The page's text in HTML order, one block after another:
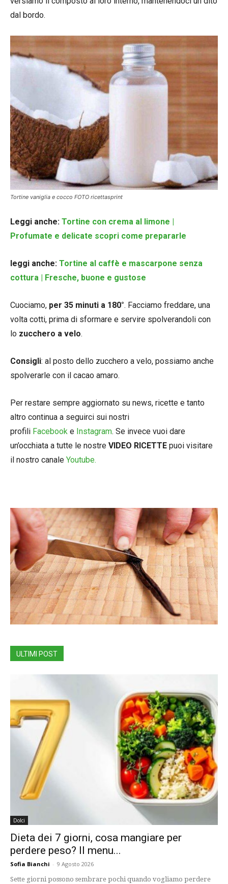
dal bordo.
Tortine vaniglia e cocco FOTO ricettasprint
Leggi anche: Tortine con crema al limone |
Profumate e delicate scopri come prepararle
leggi anche: Tortine al caffè e mascarpone senza
cottura | Fresche, buone e gustose
Cuociamo, per 35 minuti a 180°. Facciamo freddare, una
volta cotti, prima di sformare e servire spolverandoli con
lo zucchero a velo.
Consigli: al posto dello zucchero a velo, possiamo anche
spolverarle con il cacao amaro.
Per restare sempre aggiornato su news, ricette e tanto
altro continua a seguirci sui nostri
profili Facebook e Instagram. Se invece vuoi dare
un’occhiata a tutte le nostre VIDEO RICETTE puoi visitare
il nostro canale Youtube.
ULTIMI POST
Dolci
Dieta dei 7 giorni, cosa mangiare per
perdere peso? Il menu...
Sofia Bianchi - 9 Agosto 2026
Sette giorni possono sembrare pochi quando vogliamo perdere